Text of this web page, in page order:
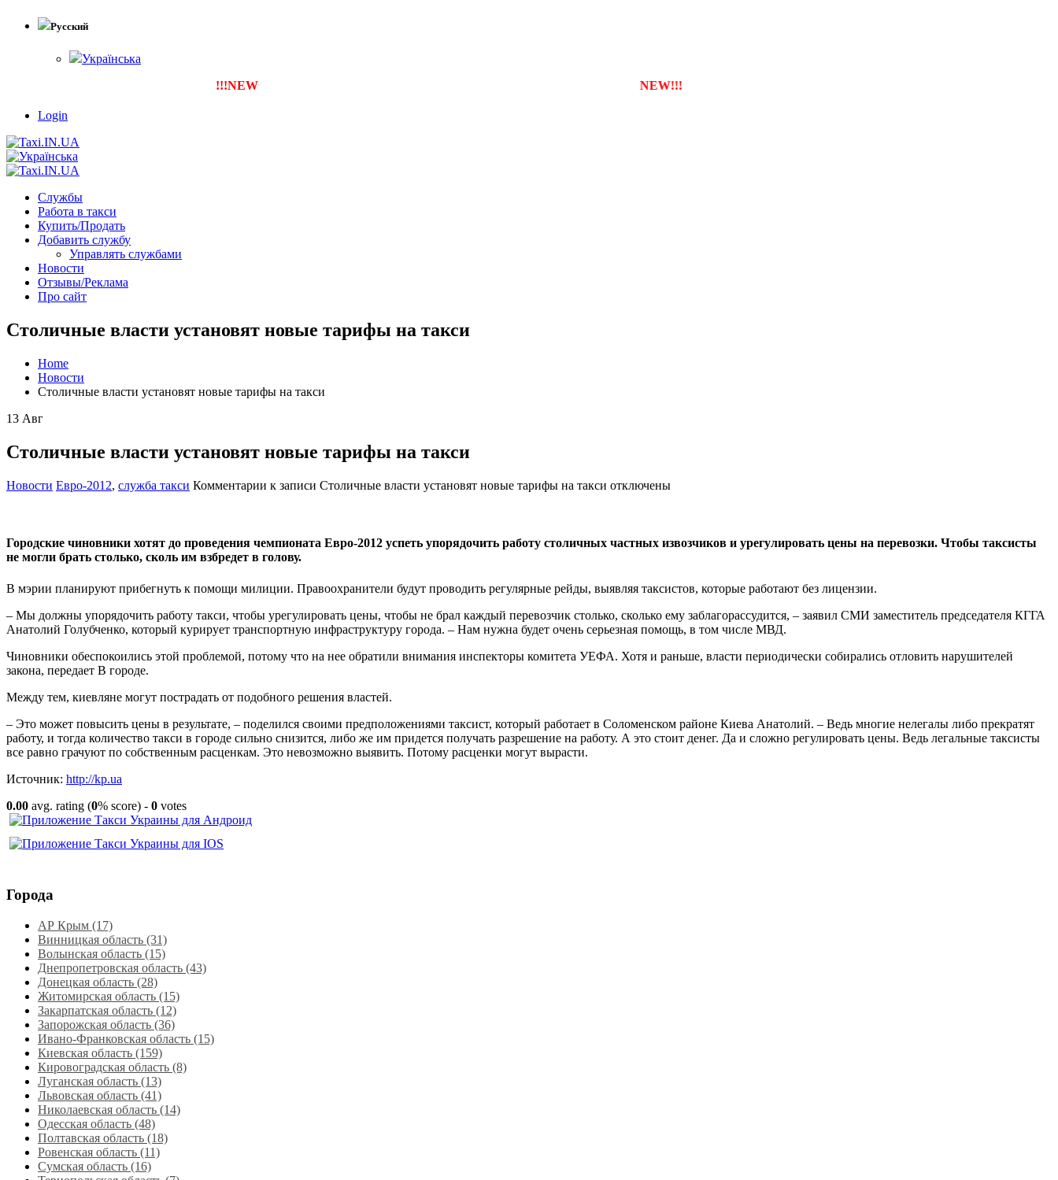
Русский
Українська
!!!NEW Тепер ти можеш зареєструвати власну службу таксі з будь-якого міста NEW!!!
Login
Службы
Работа в такси
Купить/Продать
Добавить службу
Управлять службами
Новости
Отзывы/Реклама
Про сайт
Столичные власти установят новые тарифы на такси
Home
Новости
Столичные власти установят новые тарифы на такси
13 Авг
Столичные власти установят новые тарифы на такси
Новости Евро-2012, служба такси Комментарии к записи Столичные власти установят новые тарифы на такси отключены
Городские чиновники хотят до проведения чемпионата Евро-2012 успеть упорядочить работу столичных частных извозчиков и урегулировать цены на перевозки. Чтобы таксисты
не могли брать столько, сколь им взбредет в голову.
В мэрии планируют прибегнуть к помощи милиции. Правоохранители будут проводить регулярные рейды, выявляя таксистов, которые работают без лицензии.
– Мы должны упорядочить работу такси, чтобы урегулировать цены, чтобы не брал каждый перевозчик столько, сколько ему заблагорассудится, – заявил СМИ заместитель председателя КГГА
Анатолий Голубченко, который курирует транспортную инфраструктуру города. – Нам нужна будет очень серьезная помощь, в том числе МВД.
Чиновники обеспокоились этой проблемой, потому что на нее обратили внимания инспекторы комитета УЕФА. Хотя и раньше, власти периодически собирались отловить нарушителей
закона, передает В городе.
Между тем, киевляне могут пострадать от подобного решения властей.
– Это может повысить цены в результате, – поделился своими предположениями таксист, который работает в Соломенском районе Киева Анатолий. – Ведь многие нелегалы либо прекратят
работу, и тогда количество такси в городе сильно снизится, либо же им придется получать разрешение на работу. А это стоит денег. Да и сложно регулировать цены. Ведь легальные таксисты
все равно грачуют по собственным расценкам. Это невозможно выявить. Потому расценки могут вырасти.
Источник: http://kp.ua
0.00 avg. rating (0% score) - 0 votes
Города
АР Крым (17)
Винницкая область (31)
Волынская область (15)
Днепропетровская область‎ (43)
Донецкая область (28)
Житомирская область (15)
Закарпатская область (12)
Запорожская область (36)
Ивано-Франковская область (15)
Киевская область (159)
Кировоградская область (8)
Луганская область‎ (13)
Львовская область‎ (41)
Николаевская область‎ (14)
Одесская область‎ (48)
Полтавская область (18)
Ровенская область‎ (11)
Сумская область‎ (16)